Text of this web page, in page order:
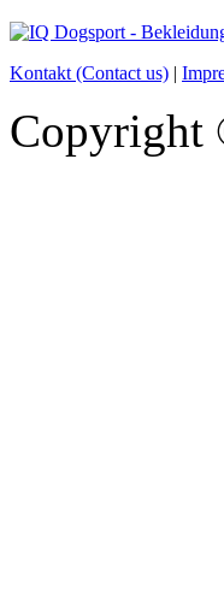
Kontakt (Contact us) |
Copyright